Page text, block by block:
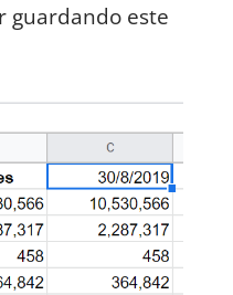
guardando este